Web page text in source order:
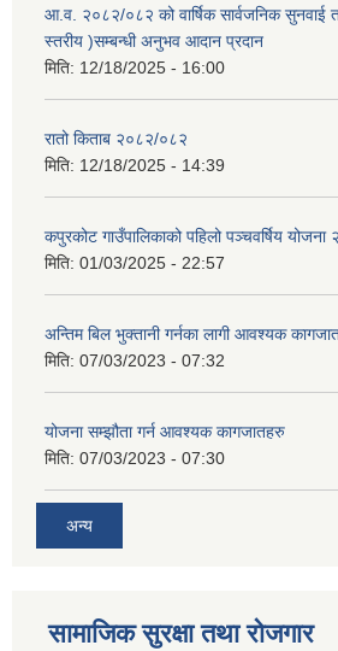
आ.व. २०८२/०८२ को वार्षिक सार्वजनिक सुनवाई
स्तरीय )सम्बन्धी अनुभव आदान प्रदान
मिति: 12/18/2025 - 16:00
रातो किताब २०८२/०८२
मिति: 12/18/2025 - 14:39
कपुरकोट गाउँपालिकाको पहिलो पञ्चवर्षिय
मिति: 01/03/2025 - 22:57
अन्तिम बिल भुक्तानी गर्नका लागी आवश्यक
मिति: 07/03/2023 - 07:32
योजना सम्झौता गर्न आवश्यक कागजातहरु
मिति: 07/03/2023 - 07:30
अन्य
सामाजिक सुरक्षा तथा रोजगार